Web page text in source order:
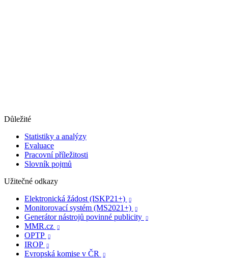
Důležité
Statistiky a analýzy
Evaluace
Pracovní příležitosti
Slovník pojmů
Užitečné odkazy
Elektronická žádost (ISKP21+)

Monitorovací systém (MS2021+) 
Generátor nástrojů povinné publicity 
MMR.cz 
OPTP 
IROP 
Evropská komise v ČR 